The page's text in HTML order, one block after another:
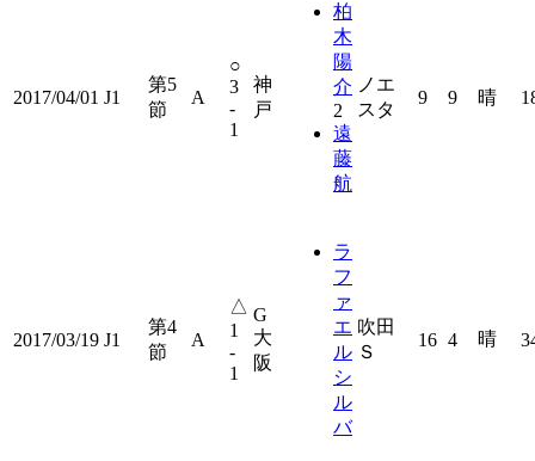
2017/04/01 J1
第5
節
A
○
3
-
1
神
戸
柏
木
陽
介
2
遠
藤
航
ノエ
スタ
9 9 晴
2017/03/19 J1
第4
節
A
△
1
-
1
G
大
阪
ラ
フ
ァ
エ
ル
シ
ル
バ
吹田
Ｓ
16 4 晴